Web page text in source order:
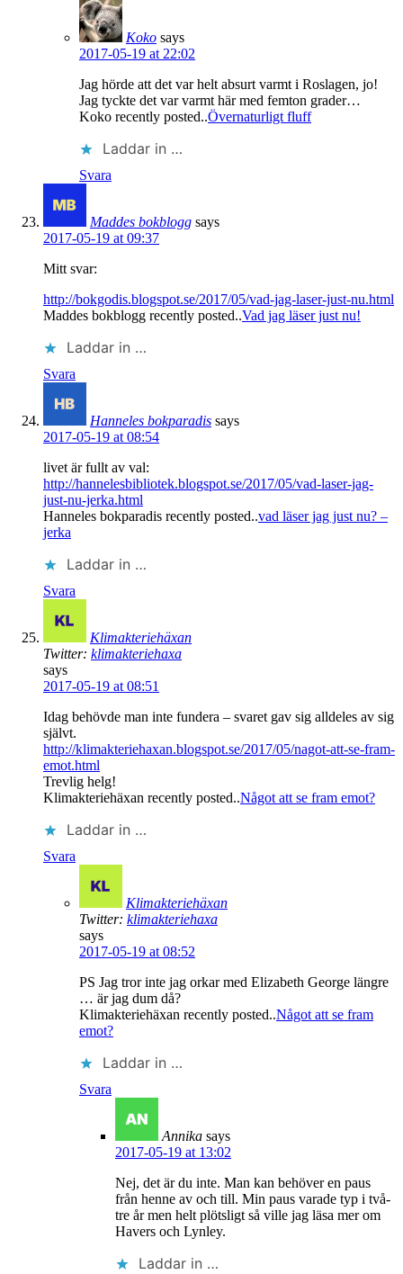
Koko says
2017-05-19 at 22:02
Jag hörde att det var helt absurt varmt i Roslagen, jo!
Jag tyckte det var varmt här med femton grader…
Koko recently posted..Övernaturligt fluff
Laddar in …
Svara
Maddes bokblogg says
2017-05-19 at 09:37
Mitt svar:
http://bokgodis.blogspot.se/2017/05/vad-jag-laser-just-nu.html
Maddes bokblogg recently posted..Vad jag läser just nu!
Laddar in …
Svara
Hanneles bokparadis says
2017-05-19 at 08:54
livet är fullt av val:
http://hannelesbibliotek.blogspot.se/2017/05/vad-laser-jag-
just-nu-jerka.html
Hanneles bokparadis recently posted..vad läser jag just nu? –
jerka
Laddar in …
Svara
Klimakteriehäxan
Twitter: klimakteriehaxa
says
2017-05-19 at 08:51
Idag behövde man inte fundera – svaret gav sig alldeles av sig
självt.
http://klimakteriehaxan.blogspot.se/2017/05/nagot-att-se-fram-
emot.html
Trevlig helg!
Klimakteriehäxan recently posted..Något att se fram emot?
Laddar in …
Svara
Klimakteriehäxan
Twitter: klimakteriehaxa
says
2017-05-19 at 08:52
PS Jag tror inte jag orkar med Elizabeth George längre
… är jag dum då?
Klimakteriehäxan recently posted..Något att se fram
emot?
Laddar in …
Svara
Annika says
2017-05-19 at 13:02
Nej, det är du inte. Man kan behöver en paus
från henne av och till. Min paus varade typ i två-
tre år men helt plötsligt så ville jag läsa mer om
Havers och Lynley.
Laddar in …